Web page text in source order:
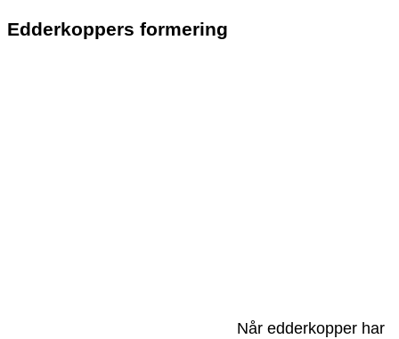
Edderkoppers formering
Når edderkopper har